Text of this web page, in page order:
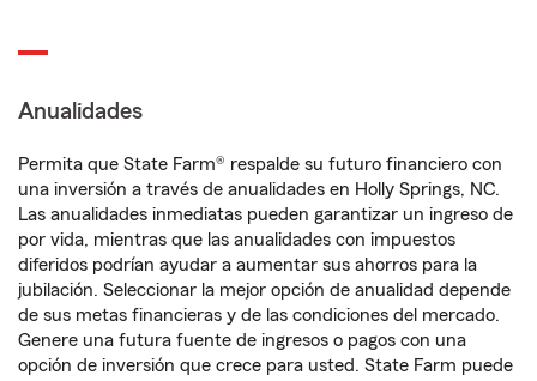
Anualidades
Permita que State Farm® respalde su futuro financiero con
una inversión a través de anualidades en Holly Springs, NC.
Las anualidades inmediatas pueden garantizar un ingreso de
por vida, mientras que las anualidades con impuestos
diferidos podrían ayudar a aumentar sus ahorros para la
jubilación. Seleccionar la mejor opción de anualidad depende
de sus metas financieras y de las condiciones del mercado.
Genere una futura fuente de ingresos o pagos con una
opción de inversión que crece para usted. State Farm puede